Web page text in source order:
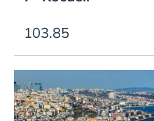
103.85